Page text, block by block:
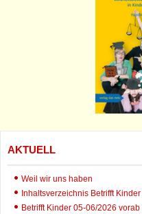
AKTUELL
Weil wir uns haben
Inhaltsverzeichnis Betrifft
Betrifft Kinder 05-06/2026 vorab